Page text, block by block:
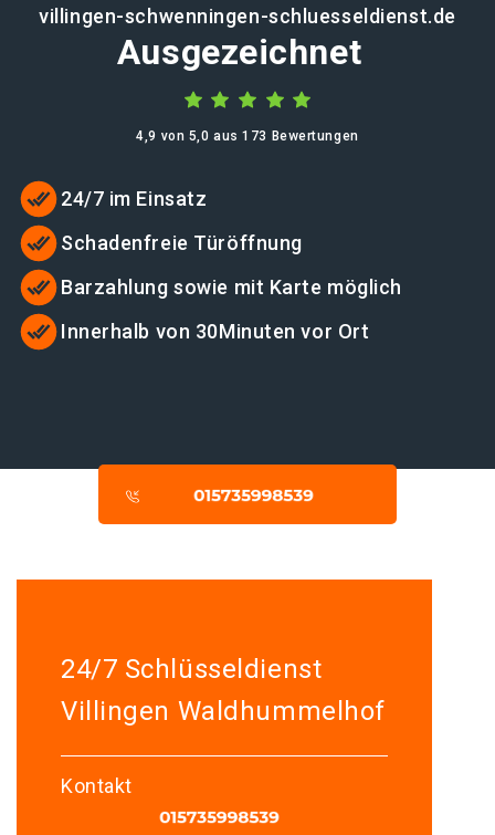
villingen-schwenningen-schluesseldienst.de
Ausgezeichnet
4,9 von 5,0 aus 173 Bewertungen
24/7 im Einsatz
Schadenfreie Türöffnung
Barzahlung sowie mit Karte möglich
Innerhalb von 30Minuten vor Ort
24/7 Schlüsseldienst
Villingen Waldhummelhof
Kontakt